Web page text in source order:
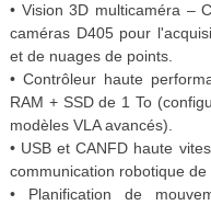
• Vision 3D multicaméra –
caméras D405 pour
et de nuages ​​de points.
• Contrôleur haute
RAM + SSD de 1 To
modèles VLA avancés).
• USB et CANFD haute
communication robotique
• Planification de